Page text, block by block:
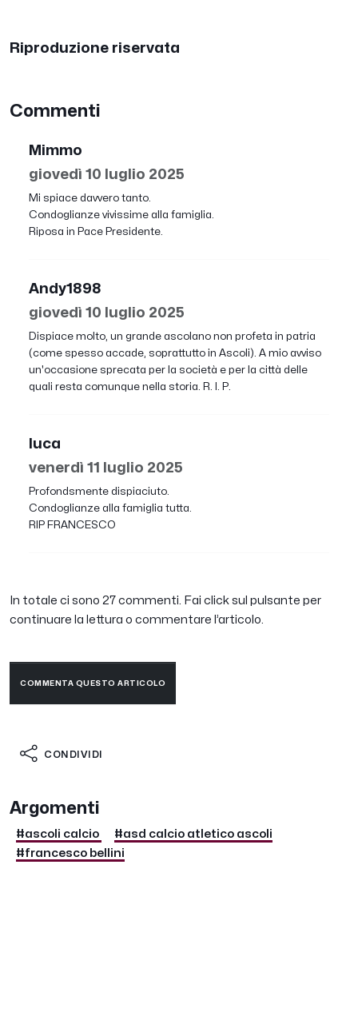
Riproduzione riservata
Commenti
Mimmo
giovedì 10 luglio 2025
Mi spiace davvero tanto.
Condoglianze vivissime alla famiglia.
Riposa in Pace Presidente.
Andy1898
giovedì 10 luglio 2025
Dispiace molto, un grande ascolano non profeta in patria
(come spesso accade, soprattutto in Ascoli). A mio avviso
un'occasione sprecata per la società e per la città delle
quali resta comunque nella storia. R. I. P.
luca
venerdì 11 luglio 2025
Profondsmente dispiaciuto.
Condoglianze alla famiglia tutta.
RIP FRANCESCO
In totale ci sono 27 commenti. Fai click sul pulsante per
continuare la lettura o commentare l’articolo.
COMMENTA QUESTO ARTICOLO
CONDIVIDI
Argomenti
#ascoli calcio
#asd calcio atletico ascoli
#francesco bellini